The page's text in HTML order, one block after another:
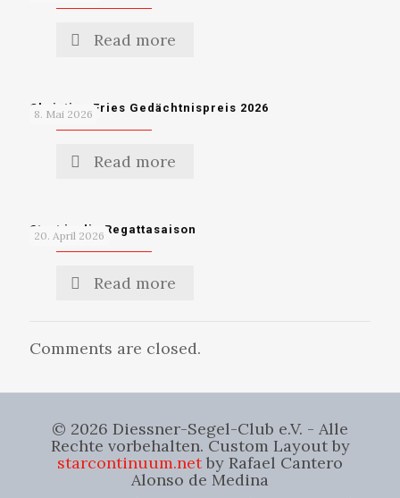
Read more
8. Mai 2026
Christian Fries Gedächtnispreis 2026
Read more
20. April 2026
Start in die Regattasaison
Read more
Comments are closed.
© 2026 Diessner-Segel-Club e.V. - Alle
Rechte vorbehalten. Custom Layout by
starcontinuum.netby Rafael Cantero
Alonso de Medina